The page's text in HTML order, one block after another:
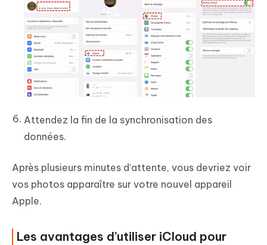
Attendez la fin de la synchronisation des
données.
Après plusieurs minutes d’attente, vous devriez voir
vos photos apparaître sur votre nouvel appareil
Apple.
Les avantages d’utiliser iCloud pour